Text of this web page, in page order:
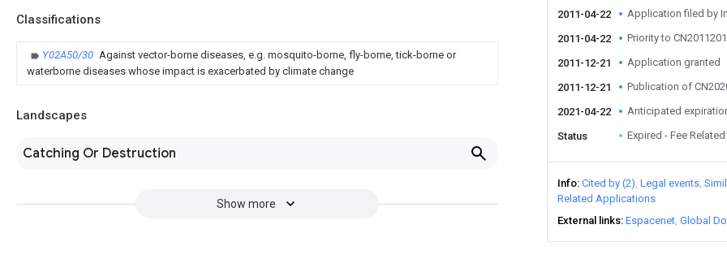
Classifications
Y02A50/30 Against vector-borne diseases, e.g. mosquito-borne, fly-borne, tick-borne or
waterborne diseases whose impact is exacerbated by climate change
Landscapes
Catching Or Destruction
Show more
2011-04-22 Application filed by
2011-04-22 Priority to
2011-12-21 Application granted
2011-12-21 Publication of
2021-04-22 Anticipated
Status Expired - Fee Related
Info Cited by (2) Legal events
Related Applications
External links Espacenet Global